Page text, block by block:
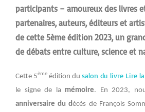
participants – amoureux des livres
partenaires, auteurs, éditeurs et
de cette 5ème édition 2023, un
de débats entre culture, science et
Cette 5ème édition du salon du livre Lire
le signe de la mémoire. En 2023,
anniversaire du décès de François